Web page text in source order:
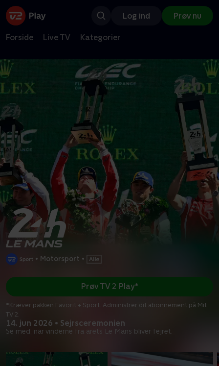
Log ind Prøv nu
Forside Live TV Kategorier
• Motorsport •
14. jun 2026 • Sejrsceremonien
Se med, når vinderne fra årets Le Mans bliver fejret.
Prøv TV 2 Play*
*Kræver pakken Favorit + Sport. Administrer dit abonnement på Mit
TV 2.